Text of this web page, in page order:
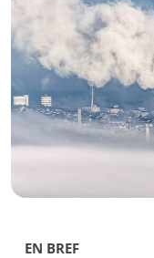
EN BREF